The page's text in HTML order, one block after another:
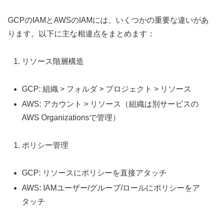
GCPのIAMとAWSのIAMには、いくつかの重要な違いがあ
ります。以下に主な相違点をまとめます：
リソース階層構造
GCP: 組織 > フォルダ > プロジェクト > リソース
AWS: アカウント > リソース（組織は別サービスの
AWS Organizationsで管理）
ポリシー管理
GCP: リソースにポリシーを直接アタッチ
AWS: IAMユーザー/グループ/ロールにポリシーをア
タッチ